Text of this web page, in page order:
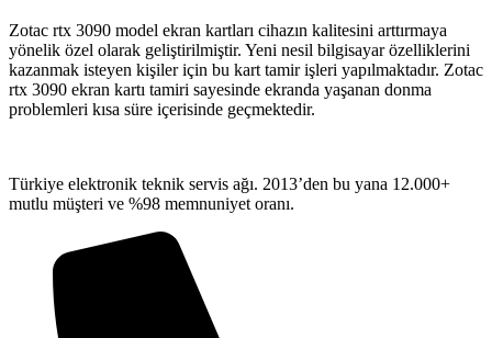
Zotac rtx 3090 model ekran kartları cihazın kalitesini arttırmaya
yönelik özel olarak geliştirilmiştir. Yeni nesil bilgisayar özelliklerini
kazanmak isteyen kişiler için bu kart tamir işleri yapılmaktadır. Zotac
rtx 3090 ekran kartı tamiri sayesinde ekranda yaşanan donma
problemleri kısa süre içerisinde geçmektedir.
Türkiye elektronik teknik servis ağı. 2013’den bu yana 12.000+
mutlu müşteri ve %98 memnuniyet oranı.